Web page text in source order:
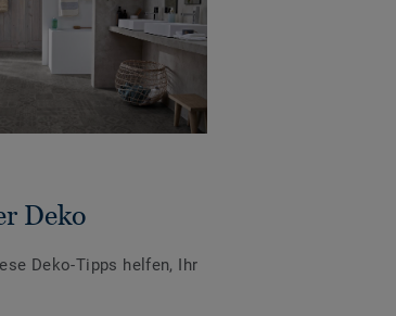
Deko
Deko-Tipps helfen, Ihr